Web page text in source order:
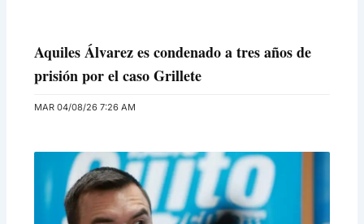
Aquiles Álvarez es condenado a tres años de
prisión por el caso Grillete
MAR 04/08/26 7:26 AM